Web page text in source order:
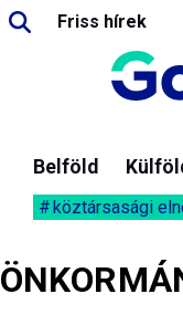
Friss hírek
Belföld
köztársasági